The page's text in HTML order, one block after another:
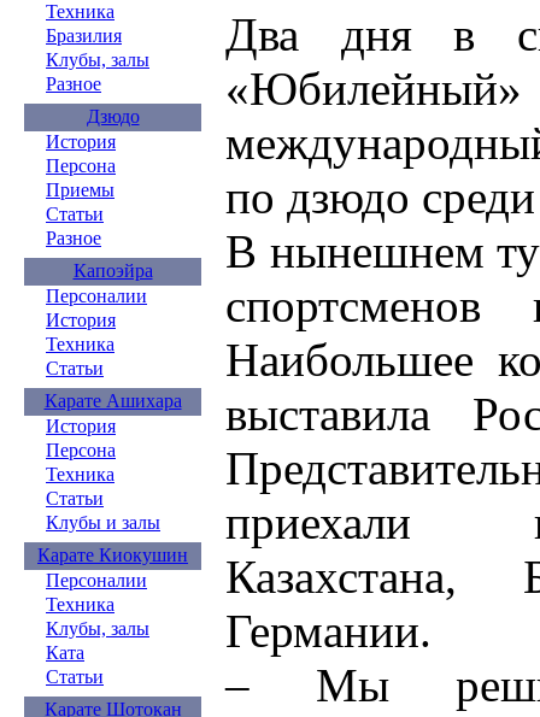
Техника
Бразилия
Клубы, залы
Разное
Дзюдо
История
Персона
Приемы
Статьи
Разное
Капоэйра
Персоналии
История
Техника
Статьи
Карате Ашихара
История
Персона
Техника
Статьи
Клубы и залы
Карате Киокушин
Персоналии
Техника
Клубы, залы
Ката
Статьи
Карате Шотокан
Два дня в
по дзюдо
В нынешнем
Наибольшее
выставила
приехали
Казахстана,
Германии.
– Мы